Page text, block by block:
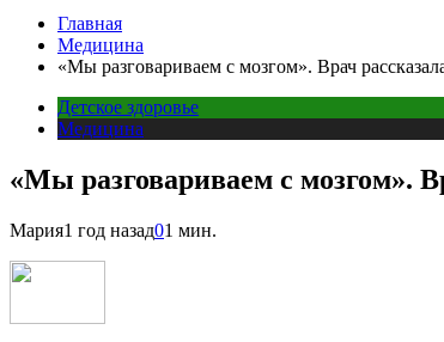
Главная
Медицина
«Мы разговариваем с мозгом». Врач
Детское здоровье
Медицина
«Мы разговариваем с мозгом».
Мария1 год назад01 мин.